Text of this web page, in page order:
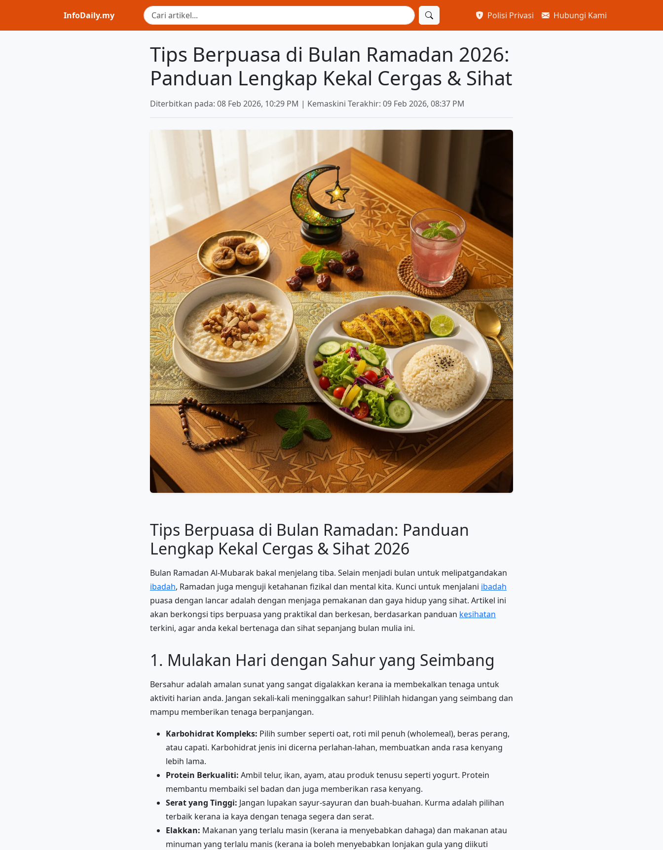
InfoDaily.my Polisi Privasi Hubungi Kami
Tips Berpuasa di Bulan Ramadan 2026:
Panduan Lengkap Kekal Cergas & Sihat
Diterbitkan pada: 08 Feb 2026, 10:29 PM | Kemaskini Terakhir: 09 Feb 2026, 08:37 PM
Tips Berpuasa di Bulan Ramadan: Panduan
Lengkap Kekal Cergas & Sihat 2026
Bulan Ramadan Al-Mubarak bakal menjelang tiba. Selain menjadi bulan untuk melipatgandakan
ibadah, Ramadan juga menguji ketahanan fizikal dan mental kita. Kunci untuk menjalani ibadah
puasa dengan lancar adalah dengan menjaga pemakanan dan gaya hidup yang sihat. Artikel ini
akan berkongsi tips berpuasa yang praktikal dan berkesan, berdasarkan panduan kesihatan
terkini, agar anda kekal bertenaga dan sihat sepanjang bulan mulia ini.
1. Mulakan Hari dengan Sahur yang Seimbang
Bersahur adalah amalan sunat yang sangat digalakkan kerana ia membekalkan tenaga untuk
aktiviti harian anda. Jangan sekali-kali meninggalkan sahur! Pilihlah hidangan yang seimbang dan
mampu memberikan tenaga berpanjangan.
Karbohidrat Kompleks: Pilih sumber seperti oat, roti mil penuh (wholemeal), beras perang,
atau capati. Karbohidrat jenis ini dicerna perlahan-lahan, membuatkan anda rasa kenyang
lebih lama.
Protein Berkualiti: Ambil telur, ikan, ayam, atau produk tenusu seperti yogurt. Protein
membantu membaiki sel badan dan juga memberikan rasa kenyang.
Serat yang Tinggi: Jangan lupakan sayur-sayuran dan buah-buahan. Kurma adalah pilihan
terbaik kerana ia kaya dengan tenaga segera dan serat.
Elakkan: Makanan yang terlalu masin (kerana ia menyebabkan dahaga) dan makanan atau
minuman yang terlalu manis (kerana ia boleh menyebabkan lonjakan gula yang diikuti